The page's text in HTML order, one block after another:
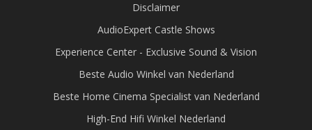
Disclaimer
AudioExpert Castle Shows
Experience Center - Exclusive Sound & Vision
Beste Audio Winkel van Nederland
Beste Home Cinema Specialist van Nederland
High-End Hifi Winkel Nederland